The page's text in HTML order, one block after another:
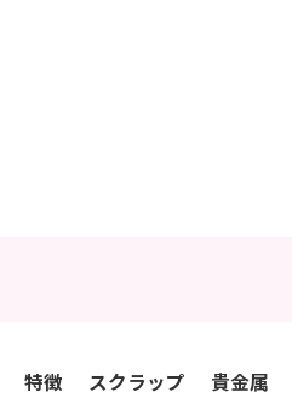
特徴 スクラップ 貴金属